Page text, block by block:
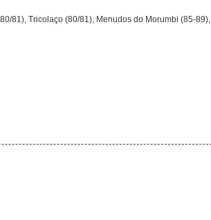
81), Tricolaço (80/81), Menudos do Morumbi (85-